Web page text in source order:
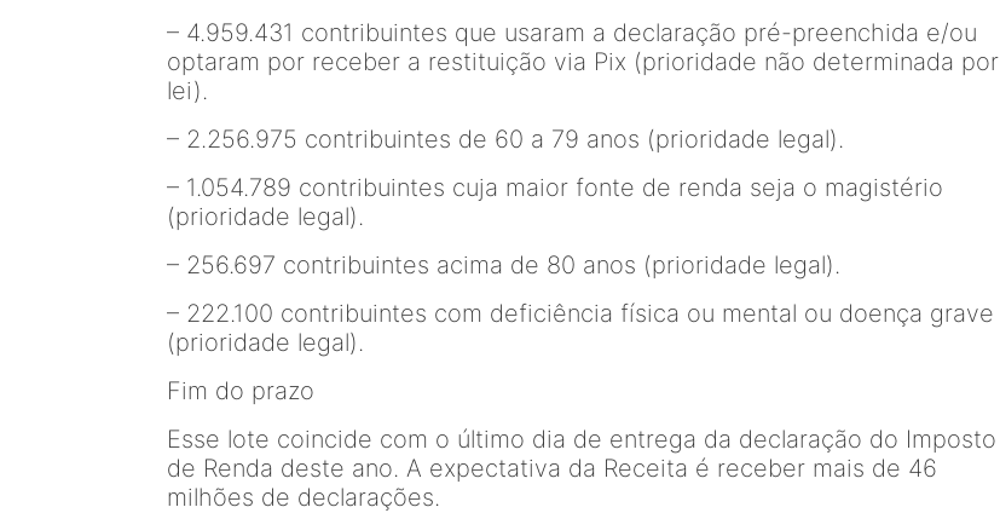
– 4.959.431 contribuintes que usaram a declaração pré-preenchida e/ou
optaram por receber a restituição via Pix (prioridade não determinada por
lei).
– 2.256.975 contribuintes de 60 a 79 anos (prioridade legal).
– 1.054.789 contribuintes cuja maior fonte de renda seja o magistério
(prioridade legal).
– 256.697 contribuintes acima de 80 anos (prioridade legal).
– 222.100 contribuintes com deficiência física ou mental ou doença grave
(prioridade legal).
Fim do prazo
Esse lote coincide com o último dia de entrega da declaração do Imposto
de Renda deste ano. A expectativa da Receita é receber mais de 46
milhões de declarações.